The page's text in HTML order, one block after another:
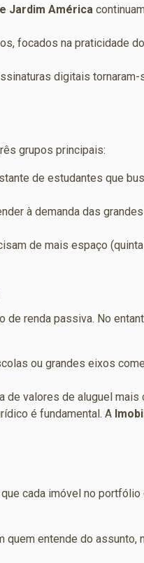
Jardim América
focados na praticidade
digitais tornaram-
grupos principais:
de estudantes que
à demanda das
de mais espaço
renda passiva. No
ou grandes eixos
de valores de aluguel mais
é fundamental. A
cada imóvel no
quem entende do assunto,